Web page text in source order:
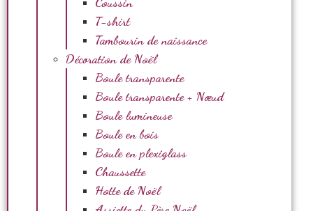
T-shirt
Tambourin de naissance
Décoration de Noël
Boule transparente
Boule transparente + Nœud
Boule lumineuse
Boule en bois
Boule en plexiglass
Chaussette
Hotte de Noël